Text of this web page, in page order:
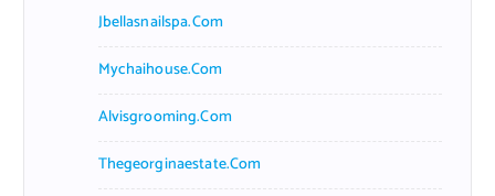
Jbellasnailspa.com
Mychaihouse.com
Alvisgrooming.com
Thegeorginaestate.com